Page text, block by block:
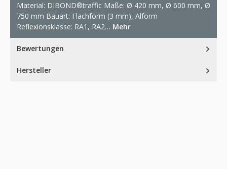
Material: DIBOND®traffic Maße: Ø 420 mm, Ø 600 mm, Ø
750 mm Bauart: Flachform (3 mm), Alform
Reflexionsklasse: RA1, RA2… Mehr
Bewertungen
Hersteller